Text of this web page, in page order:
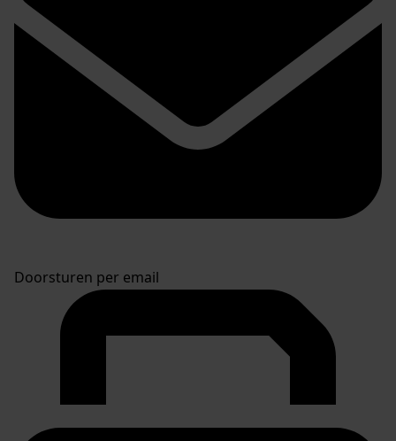
Doorsturen per email